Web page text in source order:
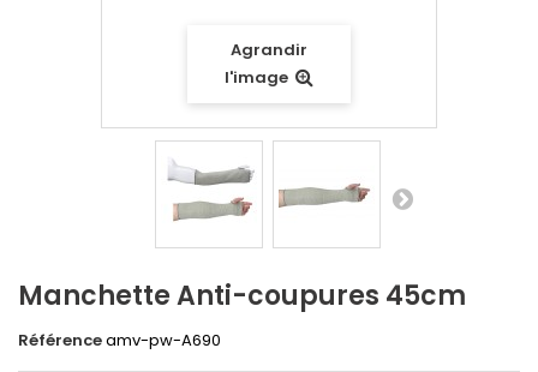
Agrandir
l'image
Manchette Anti-coupures 45cm
Référenceamv-pw-A690